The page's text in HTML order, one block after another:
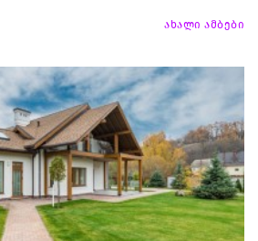
ახალი ამბები